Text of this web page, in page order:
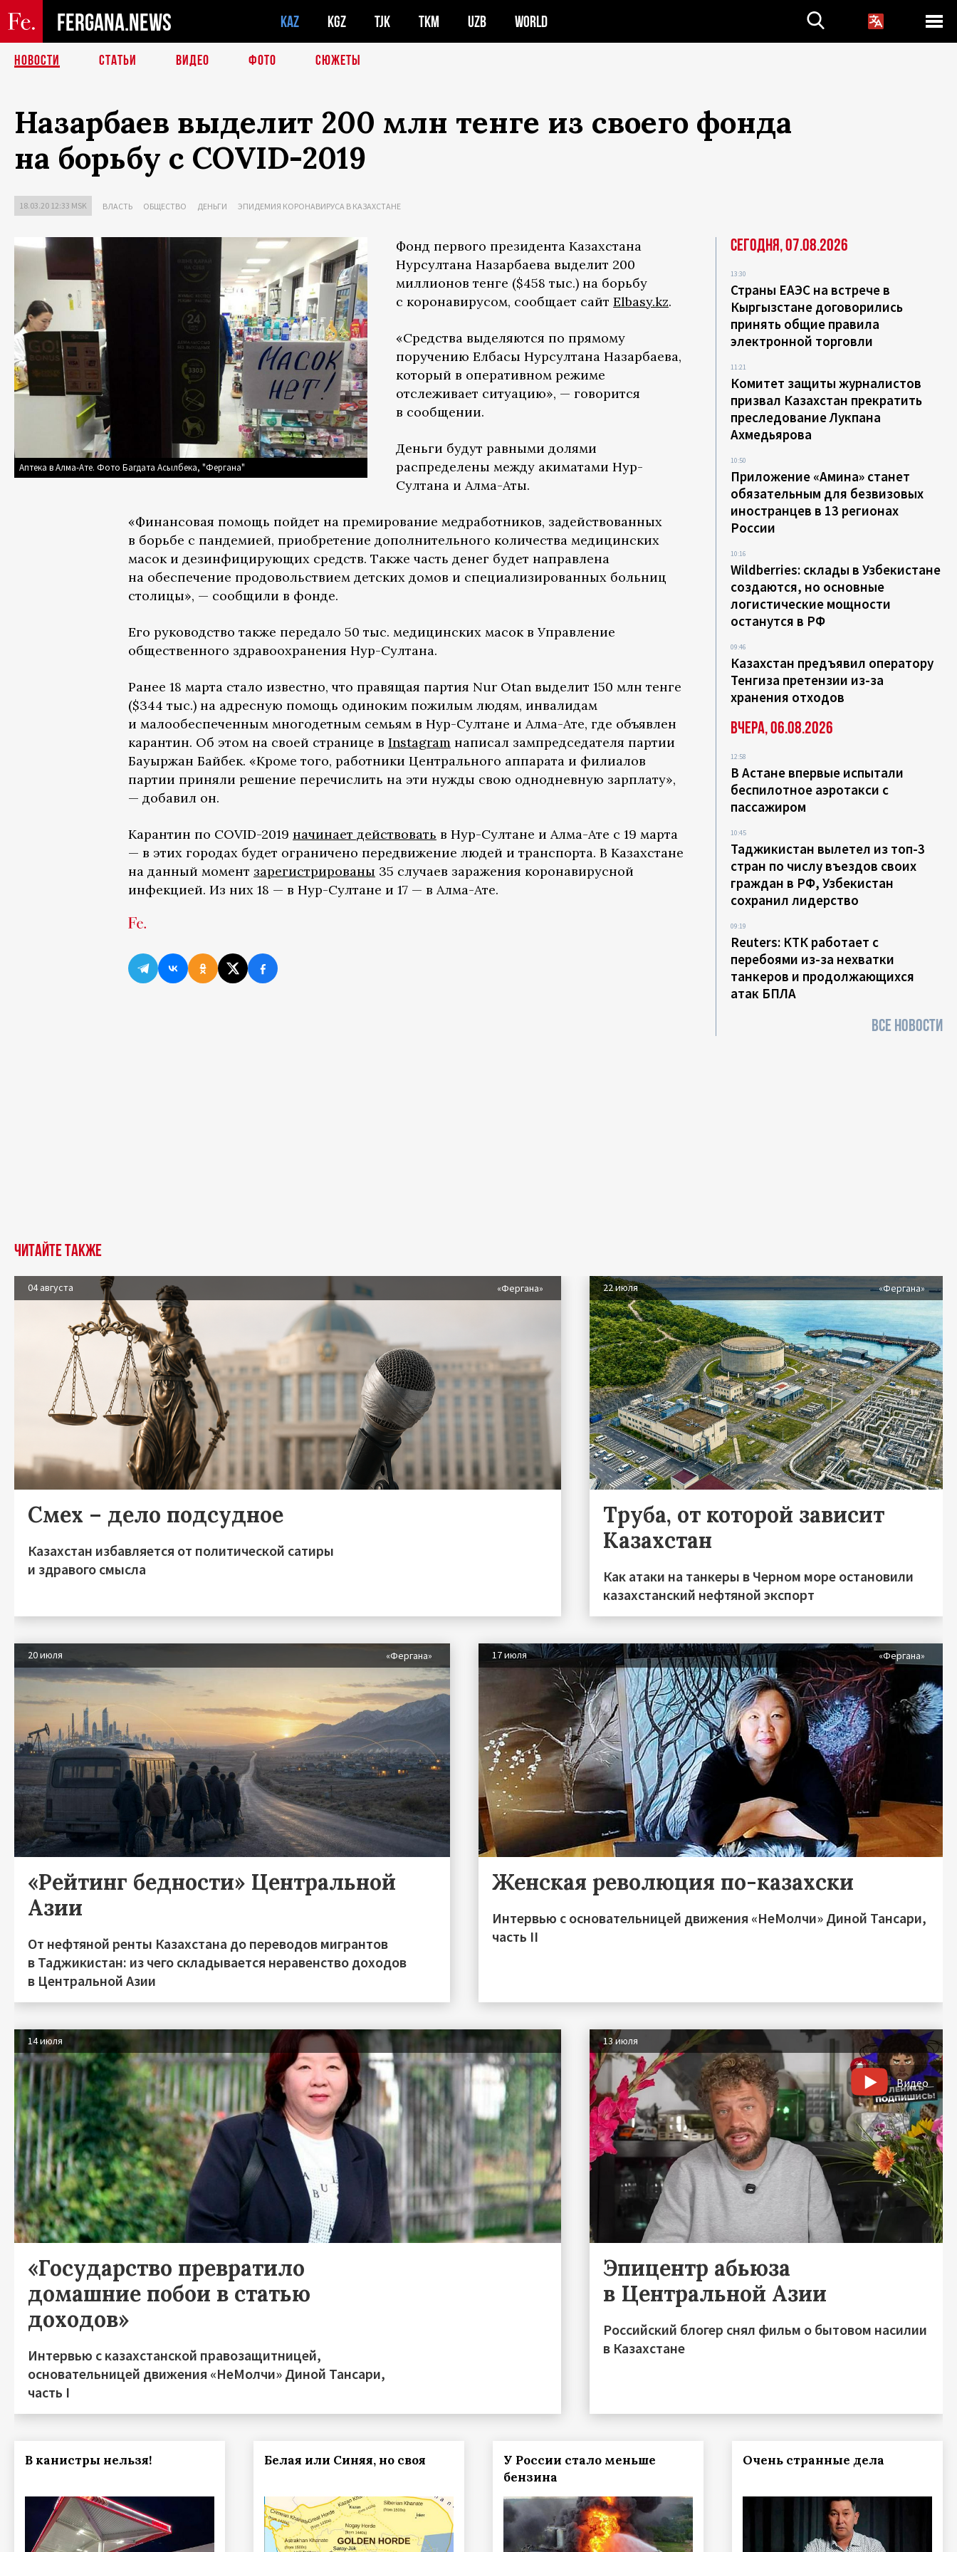
FERGANA.NEWS KAZ KGZ TJK TKM UZB WORLD
НОВОСТИ СТАТЬИ ВИДЕО ФОТО СЮЖЕТЫ
Назарбаев выделит 200 млн тенге из своего фонда
на борьбу с COVID-2019
18.03.20 12:33 MSK ВЛАСТЬ ОБЩЕСТВО ДЕНЬГИ ЭПИДЕМИЯ КОРОНАВИРУСА В КАЗАХСТАНЕ
Аптека в Алма-Ате. Фото Багдата Асылбека, "Фергана"
Фонд первого президента Казахстана
Нурсултана Назарбаева выделит 200
миллионов тенге ($458 тыс.) на борьбу
с коронавирусом, сообщает сайт Elbasy.kz.
«Средства выделяются по прямому
поручению Елбасы Нурсултана Назарбаева,
который в оперативном режиме
отслеживает ситуацию», — говорится
в сообщении.
Деньги будут равными долями
распределены между акиматами Нур-
Султана и Алма-Аты.
«Финансовая помощь пойдет на премирование медработников, задействованных
в борьбе с пандемией, приобретение дополнительного количества медицинских
масок и дезинфицирующих средств. Также часть денег будет направлена
на обеспечение продовольствием детских домов и специализированных больниц
столицы», — сообщили в фонде.
Его руководство также передало 50 тыс. медицинских масок в Управление
общественного здравоохранения Нур-Султана.
Ранее 18 марта стало известно, что правящая партия Nur Otan выделит 150 млн тенге
($344 тыс.) на адресную помощь одиноким пожилым людям, инвалидам
и малообеспеченным многодетным семьям в Нур-Султане и Алма-Ате, где объявлен
карантин. Об этом на своей странице в Instagram написал зампредседателя партии
Бауыржан Байбек. «Кроме того, работники Центрального аппарата и филиалов
партии приняли решение перечислить на эти нужды свою однодневную зарплату»,
— добавил он.
Карантин по COVID-2019 начинает действовать в Нур-Султане и Алма-Ате с 19 марта
— в этих городах будет ограничено передвижение людей и транспорта. В Казахстане
на данный момент зарегистрированы 35 случаев заражения коронавирусной
инфекцией. Из них 18 — в Нур-Султане и 17 — в Алма-Ате.
Сегодня, 07.08.2026
13:30
Страны ЕАЭС на встрече в
Кыргызстане договорились
принять общие правила
электронной торговли
11:21
Комитет защиты журналистов
призвал Казахстан прекратить
преследование Лукпана
Ахмедьярова
10:50
Приложение «Амина» станет
обязательным для безвизовых
иностранцев в 13 регионах
России
10:16
Wildberries: склады в Узбекистане
создаются, но основные
логистические мощности
останутся в РФ
09:46
Казахстан предъявил оператору
Тенгиза претензии из-за
хранения отходов
Вчера, 06.08.2026
12:58
В Астане впервые испытали
беспилотное аэротакси с
пассажиром
10:45
Таджикистан вылетел из топ-3
стран по числу въездов своих
граждан в РФ, Узбекистан
сохранил лидерство
09:19
Reuters: КТК работает с
перебоями из-за нехватки
танкеров и продолжающихся
атак БПЛА
ВСЕ НОВОСТИ
Читайте также
04 августа «Фергана»
Смех – дело подсудное
Казахстан избавляется от политической сатиры
и здравого смысла
22 июля «Фергана»
Труба, от которой зависит
Казахстан
Как атаки на танкеры в Черном море остановили
казахстанский нефтяной экспорт
20 июля «Фергана»
«Рейтинг бедности» Центральной
Азии
От нефтяной ренты Казахстана до переводов мигрантов
в Таджикистан: из чего складывается неравенство доходов
в Центральной Азии
17 июля «Фергана»
Женская революция по-казахски
Интервью с основательницей движения «НеМолчи» Диной Тансари,
часть II
14 июля
«Государство превратило
домашние побои в статью
доходов»
Интервью с казахстанской правозащитницей,
основательницей движения «НеМолчи» Диной Тансари,
часть I
13 июля
Видео
Эпицентр абьюза
в Центральной Азии
Российский блогер снял фильм о бытовом насилии
в Казахстане
В канистры нельзя! Белая или Синяя, но своя
У России стало меньше
бензина
Очень странные дела